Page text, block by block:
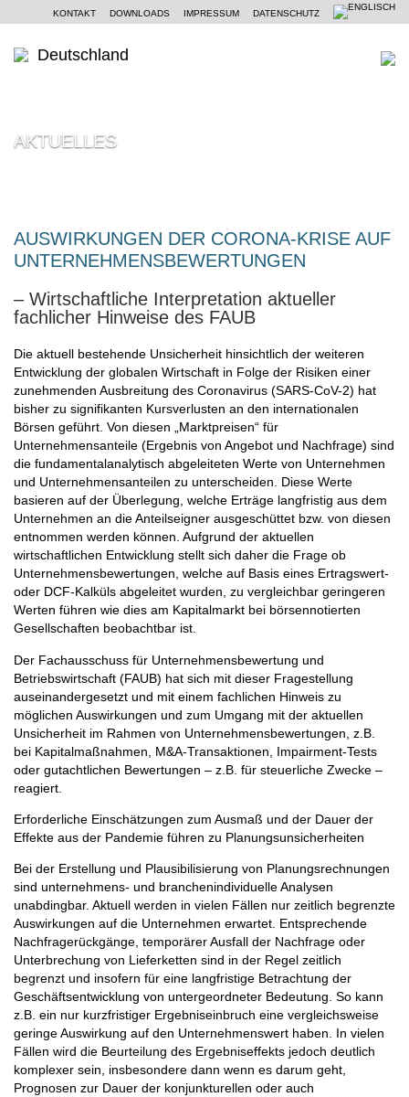
KONTAKT DOWNLOADS IMPRESSUM DATENSCHUTZ
Deutschland
Ein Kurzportrait
WAS KÖNNEN WIR
Unternehmensberatung
Branchen
AKTUELLES
KARRIERE
AKTUELLES
AUSWIRKUNGEN DER CORONA-KRISE AUF
UNTERNEHMENSBEWERTUNGEN
– Wirtschaftliche Interpretation aktueller
fachlicher Hinweise des FAUB
Die aktuell bestehende Unsicherheit hinsichtlich der weiteren
Entwicklung der globalen Wirtschaft in Folge der Risiken einer
zunehmenden Ausbreitung des Coronavirus (SARS-CoV-2) hat
bisher zu signifikanten Kursverlusten an den internationalen
Börsen geführt. Von diesen „Marktpreisen“ für
Unternehmensanteile (Ergebnis von Angebot und Nachfrage) sind
die fundamentalanalytisch abgeleiteten Werte von Unternehmen
und Unternehmensanteilen zu unterscheiden. Diese Werte
basieren auf der Überlegung, welche Erträge langfristig aus dem
Unternehmen an die Anteilseigner ausgeschüttet bzw. von diesen
entnommen werden können. Aufgrund der aktuellen
wirtschaftlichen Entwicklung stellt sich daher die Frage ob
Unternehmensbewertungen, welche auf Basis eines Ertragswert-
oder DCF-Kalküls abgeleitet wurden, zu vergleichbar geringeren
Werten führen wie dies am Kapitalmarkt bei börsennotierten
Gesellschaften beobachtbar ist.
Der Fachausschuss für Unternehmensbewertung und
Betriebswirtschaft (FAUB) hat sich mit dieser Fragestellung
auseinandergesetzt und mit einem fachlichen Hinweis zu
möglichen Auswirkungen und zum Umgang mit der aktuellen
Unsicherheit im Rahmen von Unternehmensbewertungen, z.B.
bei Kapitalmaßnahmen, M&A-Transaktionen, Impairment-Tests
oder gutachtlichen Bewertungen – z.B. für steuerliche Zwecke –
reagiert.
Erforderliche Einschätzungen zum Ausmaß und der Dauer der
Effekte aus der Pandemie führen zu Planungsunsicherheiten
Bei der Erstellung und Plausibilisierung von Planungsrechnungen
sind unternehmens- und branchenindividuelle Analysen
unabdingbar. Aktuell werden in vielen Fällen nur zeitlich begrenzte
Auswirkungen auf die Unternehmen erwartet. Entsprechende
Nachfragerückgänge, temporärer Ausfall der Nachfrage oder
Unterbrechung von Lieferketten sind in der Regel zeitlich
begrenzt und insofern für eine langfristige Betrachtung der
Geschäftsentwicklung von untergeordneter Bedeutung. So kann
z.B. ein nur kurzfristiger Ergebniseinbruch eine vergleichsweise
geringe Auswirkung auf den Unternehmenswert haben. In vielen
Fällen wird die Beurteilung des Ergebniseffekts jedoch deutlich
komplexer sein, insbesondere dann wenn es darum geht,
Prognosen zur Dauer der konjunkturellen oder auch